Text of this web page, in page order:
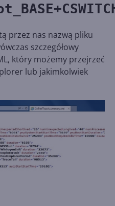
przez nas nazwą pliku
szczegółowy
który możemy przejrzeć
lub jakimkolwiek